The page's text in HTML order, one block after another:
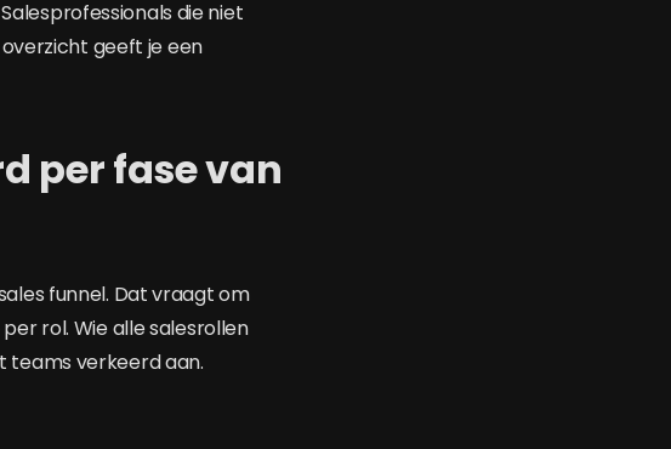
die niet
geeft je een
per fase van
funnel. Dat vraagt om
rol. Wie alle salesrollen
teams verkeerd aan.